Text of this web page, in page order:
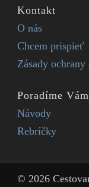
Kontakt
O nás
Chcem prispieť
Zásady
Poradíme Vám
Návody
Rebríčky
© 2026